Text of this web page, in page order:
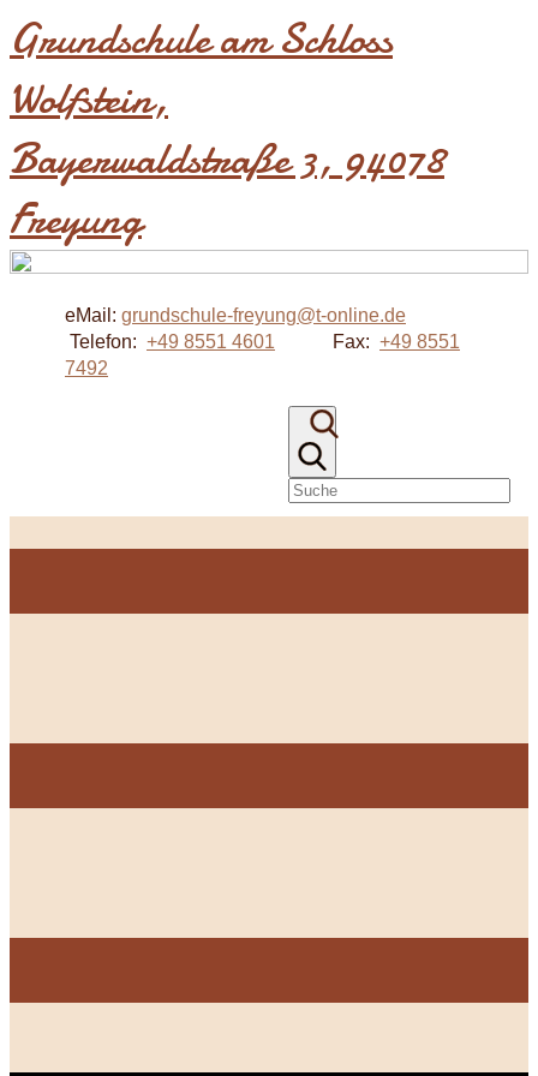
Grundschule am Schloss
Wolfstein​,
Bayerwaldstraße 3, 94078
Freyung
eMail: grundschule-freyung@t-online.de
Telefon: +49 8551 4601 Fax: +49 8551
7492